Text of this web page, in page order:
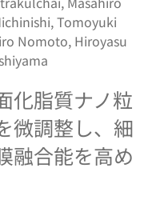
Tomoyuki
Nomoto, Hiroyasu
化脂質ナノ粒
微調整し、細
融合能を高め